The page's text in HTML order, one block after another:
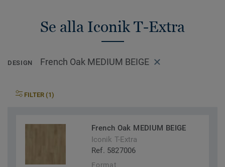
Se alla Iconik T-Extra
DESIGN French Oak MEDIUM BEIGE
FILTER (1)
French Oak MEDIUM BEIGE
Iconik T-Extra
Ref. 5827006
Format